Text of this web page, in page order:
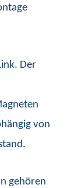
Der
von
gehören